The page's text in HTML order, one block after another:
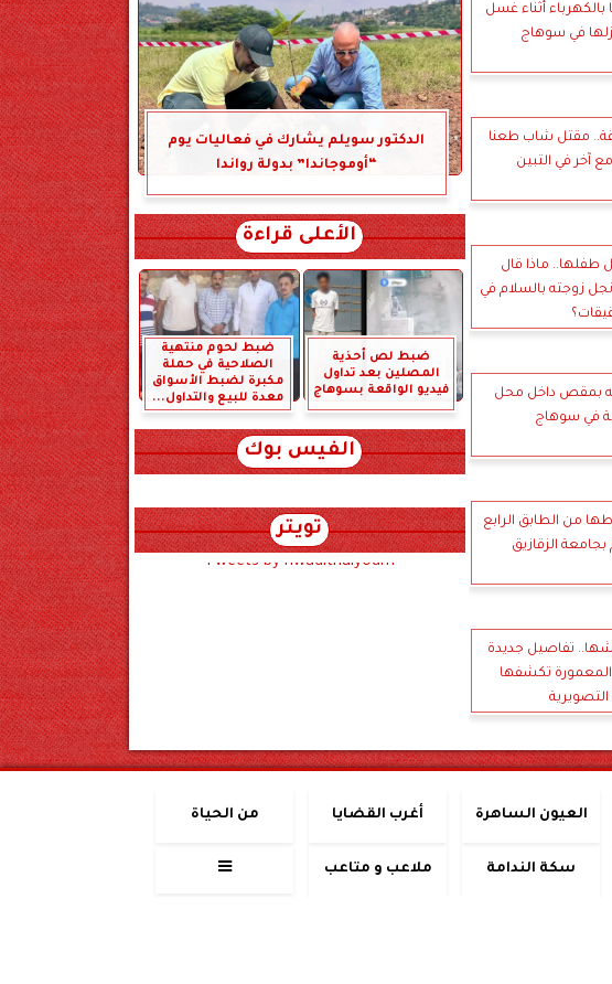
أثناء غسل
في سوهاج
مقتل شاب طعنا
آخر في التبين
طفلها.. ماذا قال
زوجته بالسلام في
بمقص داخل محل
في سوهاج
من الطابق الرابع
الزقازيق
تفاصيل جديدة
تكشفها
التصويرية
الدكتور سويلم يشارك في فعاليات يوم
“أوموجاندا” بدولة رواندا
الأعلى قراءة
ضبط لص أحذية
المصلين بعد تداول
فيديو الواقعة بسوهاج
ضبط لحوم منتهية
الصلاحية في حملة
مكبرة لضبط الأسواق
معدة للبيع والتداول...
الفيس بوك
تويتر
Tweets by hwadithalyoum
العيون الساهرة أغرب القضايا من الحياة
سكة الندامة ملاعب و متاعب 